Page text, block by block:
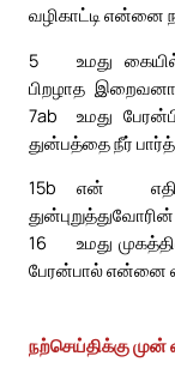
வழிகாட்டி என்னை
5
உமது
பிறழாத
7ab
உமது
துன்பத்தை நீர்
15b
என்
16
உமது
பேரன்பால் என்னை
நற்செய்திக்கு